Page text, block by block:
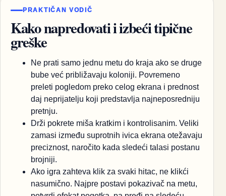
PRAKTIČAN VODIČ
Kako napredovati i izbeći tipične
greške
Ne prati samo jednu metu do kraja ako se druge
bube već približavaju koloniji. Povremeno
preleti pogledom preko celog ekrana i prednost
daj neprijatelju koji predstavlja najneposredniju
pretnju.
Drži pokrete miša kratkim i kontrolisanim. Veliki
zamasi između suprotnih ivica ekrana otežavaju
preciznost, naročito kada sledeći talasi postanu
brojniji.
Ako igra zahteva klik za svaki hitac, ne klikći
nasumično. Najpre postavi pokazivač na metu,